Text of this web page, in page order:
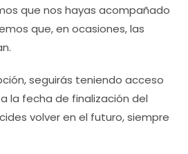
que nos hayas acompañado
que, en ocasiones, las
seguirás teniendo acceso
la fecha de finalización del
volver en el futuro, siempre